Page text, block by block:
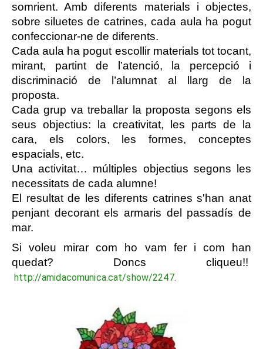
somrient. Amb diferents materials i objectes,
sobre siluetes de catrines, cada aula ha pogut
confeccionar-ne de diferents.
Cada aula ha pogut escollir materials tot tocant,
mirant, partint de l’atenció, la percepció i
discriminació de l’alumnat al llarg de la
proposta.
Cada grup va treballar la proposta segons els
seus objectius: la creativitat, les parts de la
cara, els colors, les formes, conceptes
espacials, etc.
Una activitat… múltiples objectius segons les
necessitats de cada alumne!
El resultat de les diferents catrines s'han anat
penjant decorant els armaris del passadís de
mar.
Si voleu mirar com ho vam fer i com han
quedat? Doncs cliqueu!!
http://amidacomunica.cat/show/2247.